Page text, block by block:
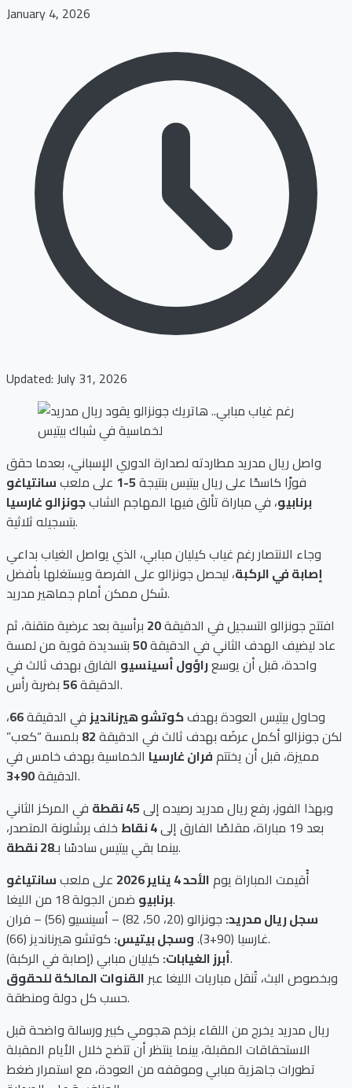
January 4, 2026
Updated: July 31, 2026
واصل ريال مدريد مطاردته لصدارة الدوري الإسباني، بعدما حقق
فوزًا كاسحًا على ريال بيتيس بنتيجة5-1 على ملعبسانتياغو
برنابيو، في مباراة تألق فيها المهاجم الشابجونزالو غارسيا
بتسجيله ثلاثية.
وجاء الانتصار رغم غياب كيليان مبابي، الذي يواصل الغياب بداعي
إصابة في الركبة، ليحصل جونزالو على الفرصة ويستغلها بأفضل
شكل ممكن أمام جماهير مدريد.
افتتح جونزالو التسجيل في الدقيقة20 برأسية بعد عرضية متقنة، ثم
عاد ليضيف الهدف الثاني في الدقيقة50بتسديدة قوية من لمسة
واحدة، قبل أن يوسعراؤول أسينسيو الفارق بهدف ثالث في
الدقيقة56
بضربة رأس.
وحاول بيتيس العودة بهدفكوتشو هيرنانديز في الدقيقة66،
لكن جونزالو أكمل عرضَه بهدف ثالث في الدقيقة82 بلمسة “كعب”
مميزة، قبل أن يختتمفران غارسيا الخماسية بهدف خامس في
الدقيقة90+3
.
وبهذا الفوز، رفع ريال مدريد رصيده إلى45 نقطة
في المركز الثاني
بعد 19 مباراة، مقلصًا الفارق إلى
4 نقاط
خلف برشلونة المتصدر،
بينما بقي بيتيس سادسًا بـ28 نقطة
.
أُقيمت المباراة يومالأحد 4 يناير 2026 على ملعبسانتياغو
برنابيوضمن الجولة 18 من الليغا.
سجل ريال مدريد:
جونزالو (20، 50، 82) – أسينسيو (56) – فران
غارسيا (90+3).
وسجل بيتيس:
كوتشو هيرنانديز (66).
أبرز الغيابات:كيليان مبابي (إصابة في الركبة).
وبخصوص البث، تُنقل مباريات الليغا عبر القنوات المالكة للحقوق
حسب كل دولة ومنطقة.
ريال مدريد يخرج من اللقاء بزخم هجومي كبير ورسالة واضحة قبل
الاستحقاقات المقبلة، بينما ينتظر أن تتضح خلال الأيام المقبلة
تطورات جاهزية مبابي وموقفه من العودة، مع استمرار ضغط